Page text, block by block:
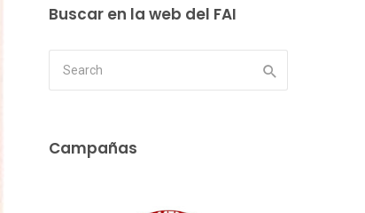
Buscar en la web del FAI
Campañas